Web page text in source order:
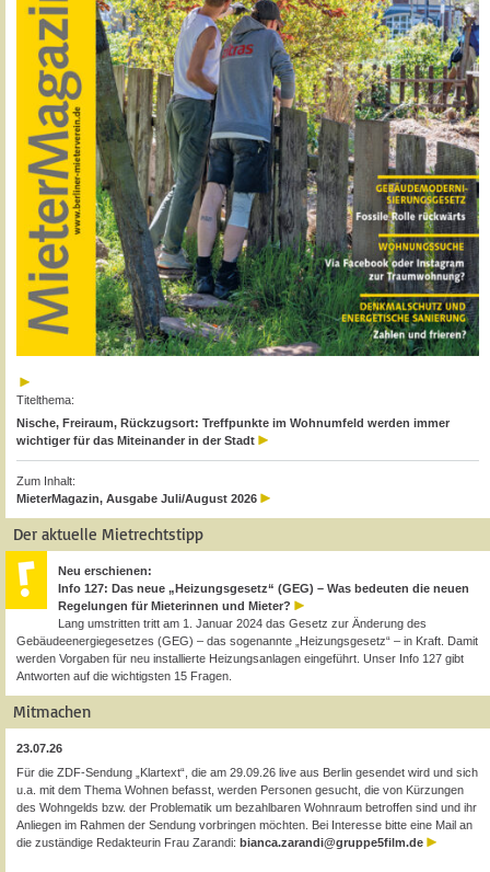
Titelthema:
Nische, Freiraum, Rückzugsort: Treffpunkte im Wohnumfeld werden immer
wichtiger für das Miteinander in der Stadt
Zum Inhalt:
MieterMagazin, Ausgabe Juli/August 2026
Der aktuelle Mietrechtstipp
Neu erschienen:
Info 127: Das neue „Heizungsgesetz“ (GEG) – Was bedeuten die neuen
Regelungen für Mieterinnen und Mieter?
Lang umstritten tritt am 1. Januar 2024 das Gesetz zur Änderung des
Gebäudeenergiegesetzes (GEG) – das sogenannte „Heizungsgesetz“ – in Kraft. Damit
werden Vorgaben für neu installierte Heizungsanlagen eingeführt. Unser Info 127 gibt
Antworten auf die wichtigsten 15 Fragen.
Mitmachen
23.07.26
Für die ZDF-Sendung „Klartext“, die am 29.09.26 live aus Berlin gesendet wird und sich
u.a. mit dem Thema Wohnen befasst, werden Personen gesucht, die von Kürzungen
des Wohngelds bzw. der Problematik um bezahlbaren Wohnraum betroffen sind und ihr
Anliegen im Rahmen der Sendung vorbringen möchten. Bei Interesse bitte eine Mail an
die zuständige Redakteurin Frau Zarandi: bianca.zarandi@gruppe5film.de